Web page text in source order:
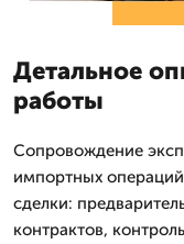
Детальное
работы
Сопровождение
импортных
сделки:
контрактов,